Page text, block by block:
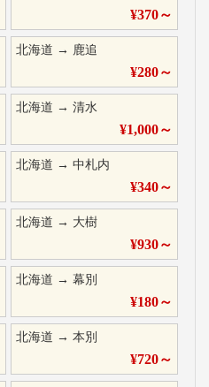
¥370～
北海道 → 鹿追
¥280～
北海道 →清水
¥1,000～
北海道 →中札内
¥340～
北海道 → 大樹
¥930～
北海道 →幕別
¥180～
北海道 →本別
¥720～